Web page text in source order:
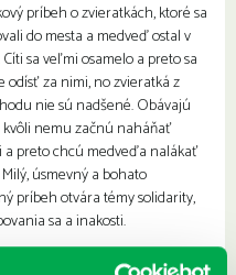
príbeh o zvieratkách, ktoré sa
do mesta a medveď ostal v
Cíti sa veľmi osamelo a preto sa
odísť za nimi, no zvieratká z
nie sú nadšené. Obávajú
kvôli nemu začnú naháňať
a preto chcú medveďa nalákať
úsmevný a bohato
príbeh otvára témy solidarity,
sa a inakosti.